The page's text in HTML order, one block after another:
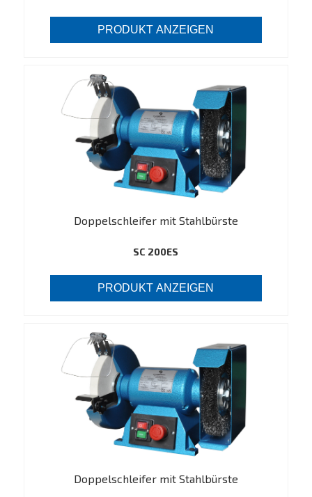
PRODUKT ANZEIGEN
Doppelschleifer mit Stahlbürste
SC 200ES
PRODUKT ANZEIGEN
Doppelschleifer mit Stahlbürste